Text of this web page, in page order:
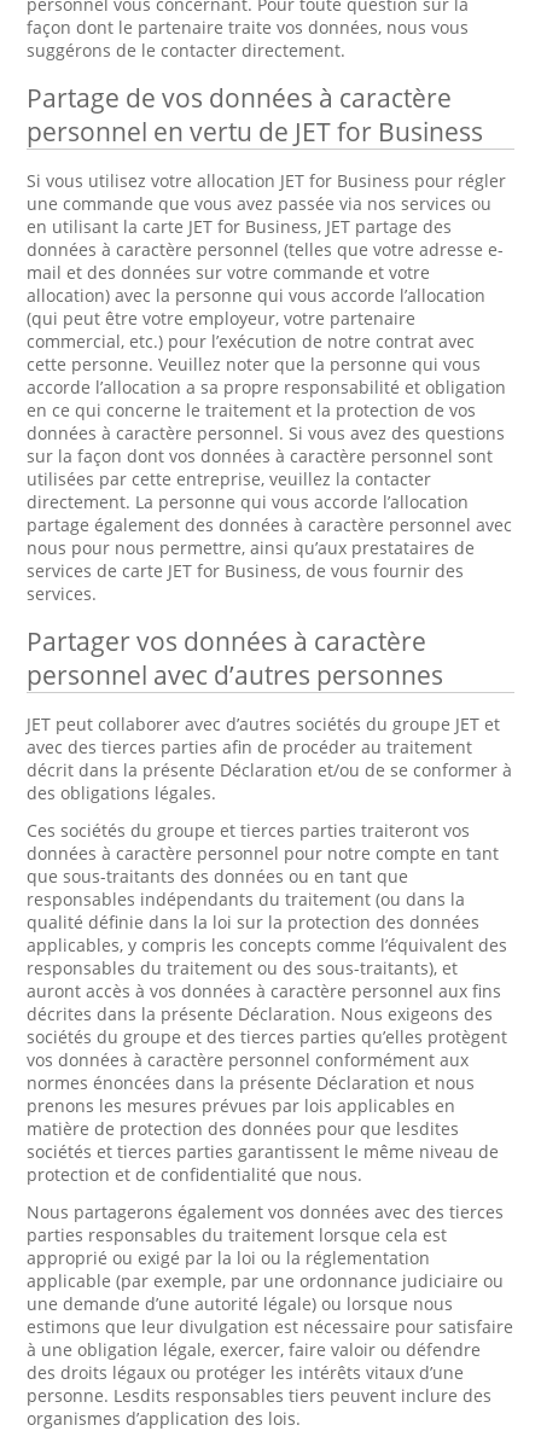
façon dont le partenaire traite vos données, nous vous
suggérons de le contacter directement.
Partage de vos données à caractère
personnel en vertu de JET for Business
Si vous utilisez votre allocation JET for Business pour régler
une commande que vous avez passée via nos services ou
en utilisant la carte JET for Business, JET partage des
données à caractère personnel (telles que votre adresse e-
mail et des données sur votre commande et votre
allocation) avec la personne qui vous accorde l’allocation
(qui peut être votre employeur, votre partenaire
commercial, etc.) pour l’exécution de notre contrat avec
cette personne. Veuillez noter que la personne qui vous
accorde l’allocation a sa propre responsabilité et obligation
en ce qui concerne le traitement et la protection de vos
données à caractère personnel. Si vous avez des questions
sur la façon dont vos données à caractère personnel sont
utilisées par cette entreprise, veuillez la contacter
directement. La personne qui vous accorde l’allocation
partage également des données à caractère personnel avec
nous pour nous permettre, ainsi qu’aux prestataires de
services de carte JET for Business, de vous fournir des
services.
Partager vos données à caractère
personnel avec d’autres personnes
JET peut collaborer avec d’autres sociétés du groupe JET et
avec des tierces parties afin de procéder au traitement
décrit dans la présente Déclaration et/ou de se conformer à
des obligations légales.
Ces sociétés du groupe et tierces parties traiteront vos
données à caractère personnel pour notre compte en tant
que sous-traitants des données ou en tant que
responsables indépendants du traitement (ou dans la
qualité définie dans la loi sur la protection des données
applicables, y compris les concepts comme l’équivalent des
responsables du traitement ou des sous-traitants), et
auront accès à vos données à caractère personnel aux fins
décrites dans la présente Déclaration. Nous exigeons des
sociétés du groupe et des tierces parties qu’elles protègent
vos données à caractère personnel conformément aux
normes énoncées dans la présente Déclaration et nous
prenons les mesures prévues par lois applicables en
matière de protection des données pour que lesdites
sociétés et tierces parties garantissent le même niveau de
protection et de confidentialité que nous.
Nous partagerons également vos données avec des tierces
parties responsables du traitement lorsque cela est
approprié ou exigé par la loi ou la réglementation
applicable (par exemple, par une ordonnance judiciaire ou
une demande d’une autorité légale) ou lorsque nous
estimons que leur divulgation est nécessaire pour satisfaire
à une obligation légale, exercer, faire valoir ou défendre
des droits légaux ou protéger les intérêts vitaux d’une
personne. Lesdits responsables tiers peuvent inclure des
organismes d’application des lois.